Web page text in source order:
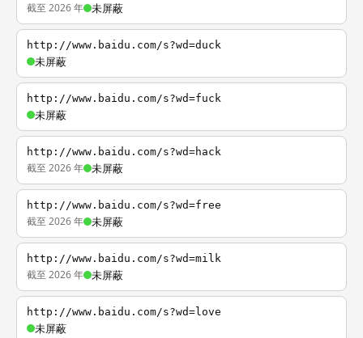
截至 2026 年 未屏蔽
http://www.baidu.com/s?wd=duck
未屏蔽
http://www.baidu.com/s?wd=fuck
未屏蔽
http://www.baidu.com/s?wd=hack
截至 2026 年 未屏蔽
http://www.baidu.com/s?wd=free
截至 2026 年 未屏蔽
http://www.baidu.com/s?wd=milk
截至 2026 年 未屏蔽
http://www.baidu.com/s?wd=love
未屏蔽